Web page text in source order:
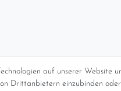
auf unserer Website
Drittanbietern einzubinden